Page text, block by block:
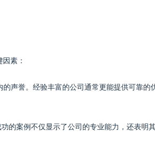
素：
声誉。经验丰富的公司通常更能提供可靠的
的案例不仅显示了公司的专业能力，还表明